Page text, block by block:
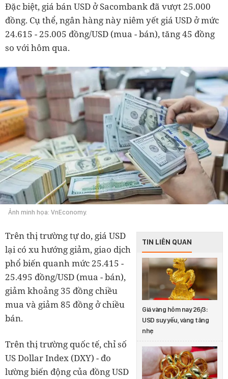
Đặc biệt, giá bán USD ở Sacombank đã vượt 25.000
đồng. Cụ thể, ngân hàng này niêm yết giá USD ở mức
24.615 - 25.005 đồng/USD (mua - bán), tăng 45 đồng
so với hôm qua.
Ảnh minh họa: VnEconomy.
TIN LIÊN QUAN
Giá vàng hôm nay 26/3:
USD suy yếu, vàng tăng
nhẹ
Trên thị trường tự do, giá USD
lại có xu hướng giảm, giao dịch
phổ biến quanh mức 25.415 -
25.495 đồng/USD (mua - bán),
giảm khoảng 35 đồng chiều
mua và giảm 85 đồng ở chiều
bán.
Trên thị trường quốc tế, chỉ số
US Dollar Index (DXY) - đo
lường biến động của đồng USD